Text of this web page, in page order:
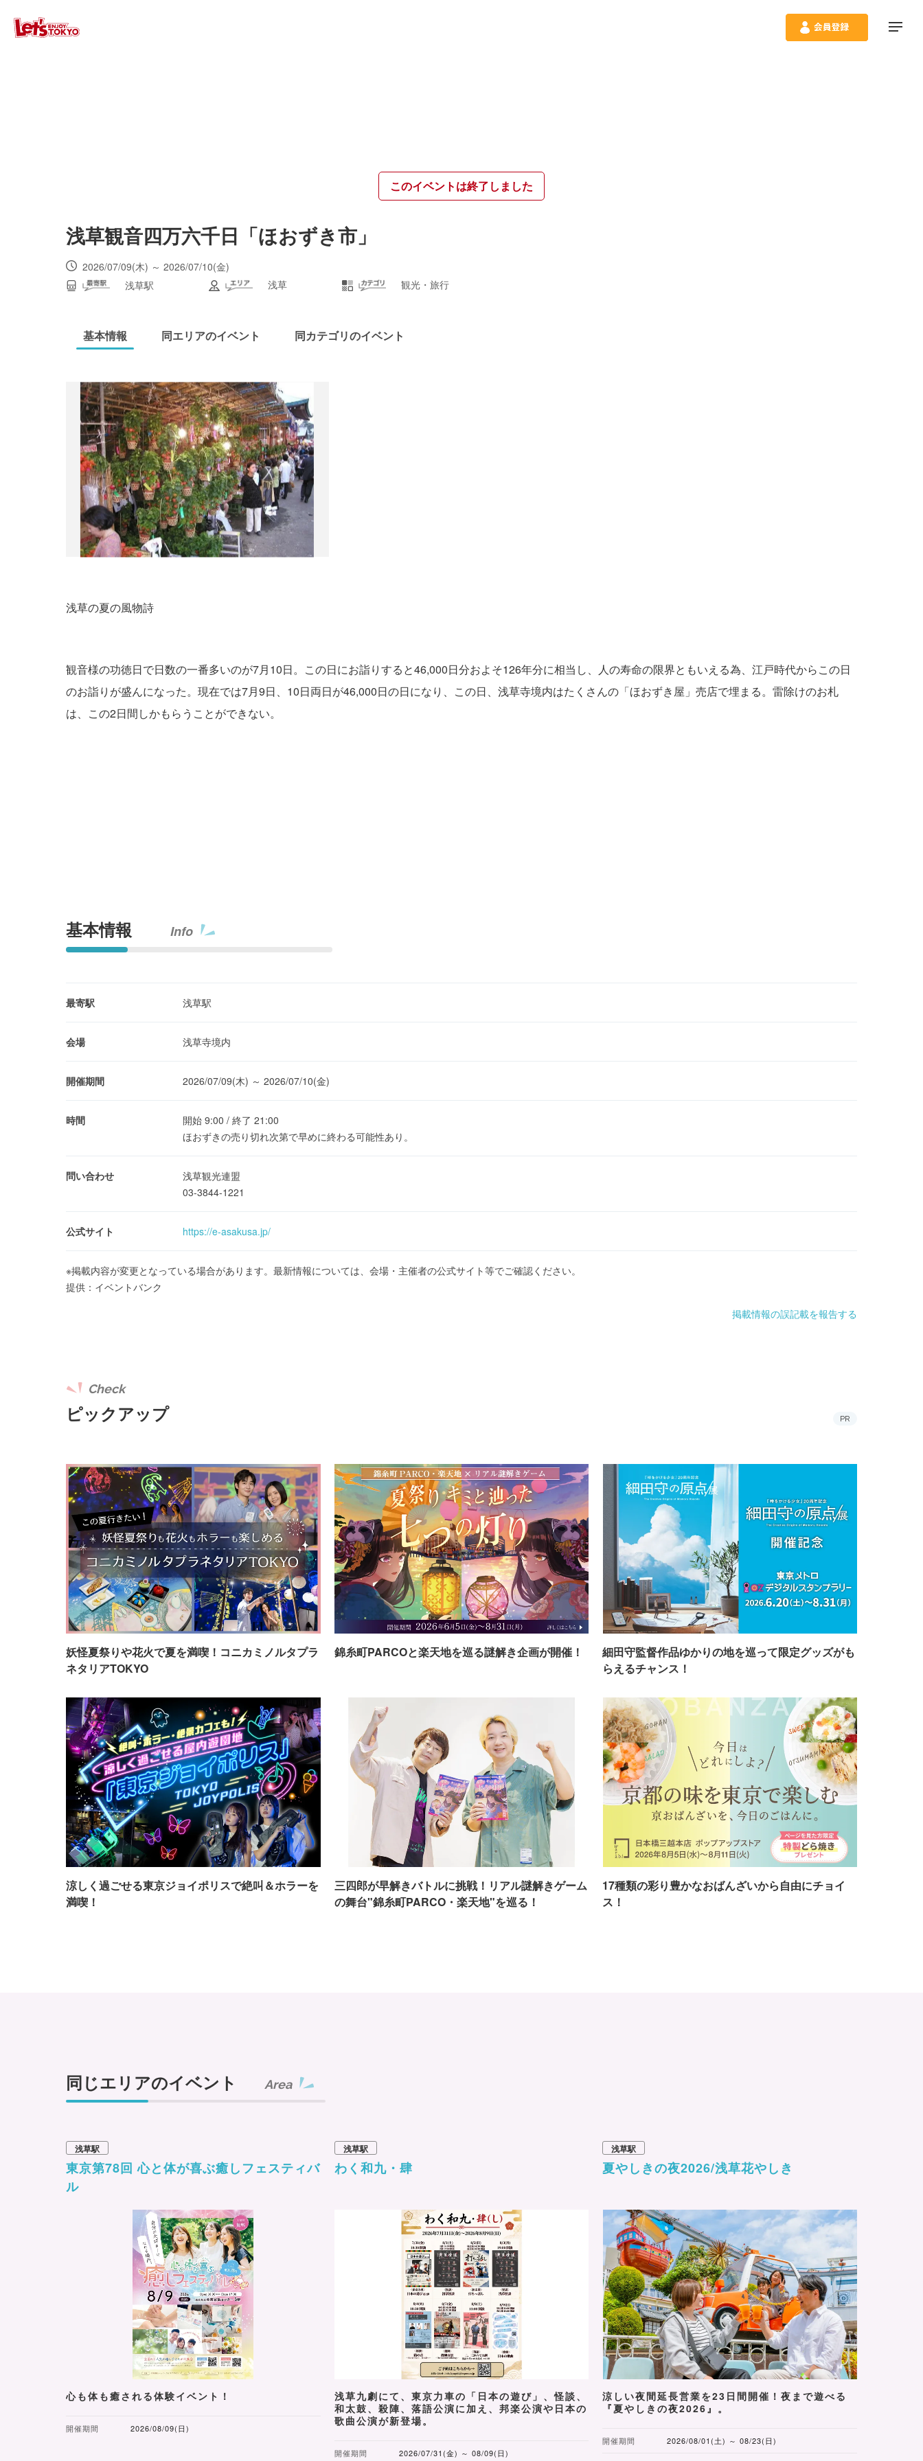
このイベントは終了しました
浅草観音四万六千日「ほおずき市」
2026/07/09(木) ～ 2026/07/10(金)
浅草駅
浅草 観光・旅行
基本情報 同エリアのイベント 同カテゴリのイベント
浅草の夏の風物詩
観音様の功徳日で日数の一番多いのが7月10日。この日にお詣りすると46,000日分およそ126年分に相当し、人の寿命の限界ともいえる為、江戸時代からこの日
のお詣りが盛んになった。現在では7月9日、10日両日が46,000日の日になり、この日、浅草寺境内はたくさんの「ほおずき屋」売店で埋まる。雷除けのお札
は、この2日間しかもらうことができない。
基本情報 Info
最寄駅 浅草駅
会場 浅草寺境内
開催期間 2026/07/09(木) ～ 2026/07/10(金)
時間
開始 9:00 / 終了 21:00
ほおずきの売り切れ次第で早めに終わる可能性あり。
問い合わせ
浅草観光連盟
03-3844-1221
公式サイト https://e-asakusa.jp/
※掲載内容が変更となっている場合があります。最新情報については、会場・主催者の公式サイト等でご確認ください。
提供：イベントバンク
掲載情報の誤記載を報告する
ピックアップ
Check
PR
妖怪夏祭りや花火で夏を満喫！コニカミノルタプラ
ネタリアTOKYO
錦糸町PARCOと楽天地を巡る謎解き企画が開催！
細田守監督作品ゆかりの地を巡って限定グッズがも
らえるチャンス！
涼しく過ごせる東京ジョイポリスで絶叫＆ホラーを
満喫！
三四郎が早解きバトルに挑戦！リアル謎解きゲーム
の舞台"錦糸町PARCO・楽天地"を巡る！
17種類の彩り豊かなおばんざいから自由にチョイ
ス！
同じエリアのイベント Area
浅草駅
東京第78回 心と体が喜ぶ癒しフェスティバ
ル
心も体も癒される体験イベント！
開催期間 2026/08/09(日)
浅草駅
わく和九・肆
浅草九劇にて、東京力車の「日本の遊び」、怪談、
和太鼓、殺陣、落語公演に加え、邦楽公演や日本の
歌曲公演が新登場。
開催期間 2026/07/31(金) ～ 08/09(日)
浅草駅
夏やしきの夜2026/浅草花やしき
涼しい夜間延長営業を23日間開催！夜まで遊べる
『夏やしきの夜2026』。
開催期間 2026/08/01(土) ～ 08/23(日)